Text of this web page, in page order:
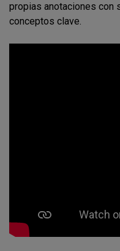
propias anotaciones con
conceptos clave.